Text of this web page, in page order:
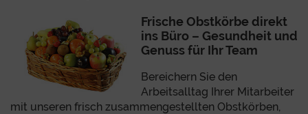
Frische Obstkörbe direkt
ins Büro – Gesundheit und
Genuss für Ihr Team
Bereichern Sie den
Arbeitsalltag Ihrer Mitarbeiter
mit unseren frisch zusammengestellten Obstkörben,